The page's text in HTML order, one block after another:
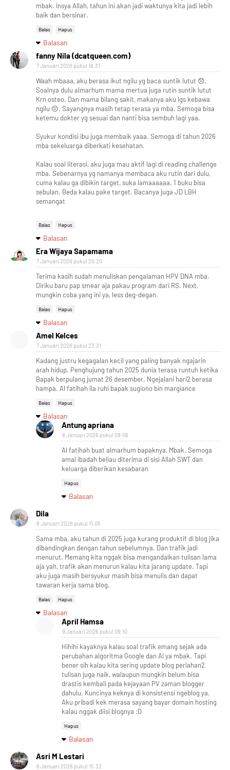
mbak. Insya Allah, tahun ini akan jadi waktunya kita jadi lebih
baik dan bersinar.
Balas Hapus
Balasan
fanny Nila (dcatqueen.com)
7 Januari 2026 pukul 16.31
Waah mbaaa, aku berasa ikut ngilu yg baca suntik lutut 😞.
Soalnya dulu almarhum mama mertua juga rutin suntik lutut
Krn osteo. Dan mama bilang sakit, makanya aku lgs kebawa
ngilu 😔. Sayangnya masih tetap terasa ya mba. Semoga bisa
ketemu dokter yg sesuai dan nanti bisa sembuh lagi yaa.
Syukur kondisi ibu juga membaik yaaa. Semoga di tahun 2026
mba sekeluarga diberkati kesehatan.
Kalau soal literasi, aku juga mau aktif lagi di reading challenge
mba. Sebenarnya yg namanya membaca aku rutin dari dulu,
cuma kalau ga dibikin target, suka lamaaaaaa. 1 buku bisa
sebulan. Beda kalau pake target. Bacanya juga JD LBH
semangat
Balas Hapus
Balasan
Era Wijaya Sapamama
7 Januari 2026 pukul 20.20
Terima kasih sudah menuliskan pengalaman HPV DNA mba.
Diriku baru pap smear aja pakau program dari RS. Next,
mungkin coba yang ini ya, less deg-degan.
Balas Hapus
Balasan
Amel Kelces
7 Januari 2026 pukul 23.31
Kadang justru kegagalan kecil yang paling banyak ngajarin
arah hidup. Penghujung tahun 2025 dunia terasa runtuh ketika
Bapak berpulang jumat 26 desember. Ngejalani hari2 berasa
hampa. Al fatihah ila ruhi bapak sugiono bin margiance
Balas Hapus
Balasan
Antung apriana
8 Januari 2026 pukul 09.06
Al fatihah buat almarhum bapaknya, Mbak. Semoga
amal ibadah beliau diterima di sisi Allah SWT dan
keluarga diberikan kesabaran
Hapus
Balasan
Dila
8 Januari 2026 pukul 11.05
Sama mba, aku tahun di 2025 juga kurang produktif di blog jika
dibandingkan dengan tahun sebelumnya. Dan trafik jadi
menurut. Memang kita nggak bisa mengandalkan tulisan lama
aja yah, trafik akan menurun kalau kita jarang update. Tapi
aku juga masih bersyukur masih bisa menulis dan dapat
tawaran kerja sama blog.
Balas Hapus
Balasan
April Hamsa
9 Januari 2026 pukul 09.10
Hihihi kayaknya kalau soal trafik emang sejak ada
perubahan algoritma Google dan AI ya mbak. Tapi
bener sih kalau kita sering update blog perlahan2
tulisan juga naik, walaupun mungkin belum bisa
drastis kembali pada kejayaan PV zaman blogger
dahulu. Kuncinya keknya di konsistensi ngeblog ya.
Aku pribadi kek merasa sayang bayar domain hosting
kalau nggak diisi blognya :D
Hapus
Balasan
Asri M Lestari
8 Januari 2026 pukul 15.32